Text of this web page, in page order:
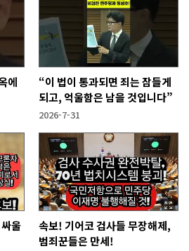
에
“이 법이 통과되면 죄는 잠들게
되고, 억울함은 남을 것입니다”
2026-7-31
울
속보! 기어코 검사들 무장해제,
범죄꾼들은 만세!